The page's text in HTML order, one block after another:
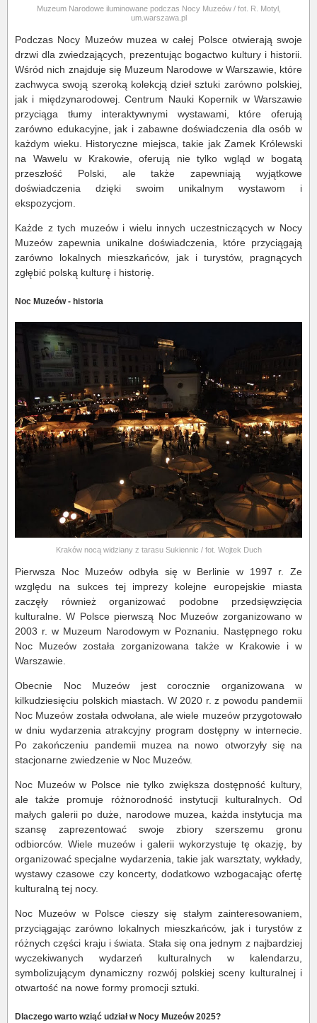
Muzeum Narodowe iluminowane podczas Nocy Muzeów / fot. R. Motyl,
um.warszawa.pl
Podczas Nocy Muzeów muzea w całej Polsce otwierają swoje
drzwi dla zwiedzających, prezentując bogactwo kultury i historii.
Wśród nich znajduje się Muzeum Narodowe w Warszawie, które
zachwyca swoją szeroką kolekcją dzieł sztuki zarówno polskiej,
jak i międzynarodowej. Centrum Nauki Kopernik w Warszawie
przyciąga tłumy interaktywnymi wystawami, które oferują
zarówno edukacyjne, jak i zabawne doświadczenia dla osób w
każdym wieku. Historyczne miejsca, takie jak Zamek Królewski
na Wawelu w Krakowie, oferują nie tylko wgląd w bogatą
przeszłość Polski, ale także zapewniają wyjątkowe
doświadczenia dzięki swoim unikalnym wystawom i
ekspozycjom.
Każde z tych muzeów i wielu innych uczestniczących w Nocy
Muzeów zapewnia unikalne doświadczenia, które przyciągają
zarówno lokalnych mieszkańców, jak i turystów, pragnących
zgłębić polską kulturę i historię.
Noc Muzeów - historia
Kraków nocą widziany z tarasu Sukiennic / fot. Wojtek Duch
Pierwsza Noc Muzeów odbyła się w Berlinie w 1997 r. Ze
względu na sukces tej imprezy kolejne europejskie miasta
zaczęły również organizować podobne przedsięwzięcia
kulturalne. W Polsce pierwszą Noc Muzeów zorganizowano w
2003 r. w Muzeum Narodowym w Poznaniu. Następnego roku
Noc Muzeów została zorganizowana także w Krakowie i w
Warszawie.
Obecnie Noc Muzeów jest corocznie organizowana w
kilkudziesięciu polskich miastach. W 2020 r. z powodu pandemii
Noc Muzeów została odwołana, ale wiele muzeów przygotowało
w dniu wydarzenia atrakcyjny program dostępny w internecie.
Po zakończeniu pandemii muzea na nowo otworzyły się na
stacjonarne zwiedzenie w Noc Muzeów.
Noc Muzeów w Polsce nie tylko zwiększa dostępność kultury,
ale także promuje różnorodność instytucji kulturalnych. Od
małych galerii po duże, narodowe muzea, każda instytucja ma
szansę zaprezentować swoje zbiory szerszemu gronu
odbiorców. Wiele muzeów i galerii wykorzystuje tę okazję, by
organizować specjalne wydarzenia, takie jak warsztaty, wykłady,
wystawy czasowe czy koncerty, dodatkowo wzbogacając ofertę
kulturalną tej nocy.
Noc Muzeów w Polsce cieszy się stałym zainteresowaniem,
przyciągając zarówno lokalnych mieszkańców, jak i turystów z
różnych części kraju i świata. Stała się ona jednym z najbardziej
wyczekiwanych wydarzeń kulturalnych w kalendarzu,
symbolizującym dynamiczny rozwój polskiej sceny kulturalnej i
otwartość na nowe formy promocji sztuki.
Dlaczego warto wziąć udział w Nocy Muzeów 2025?